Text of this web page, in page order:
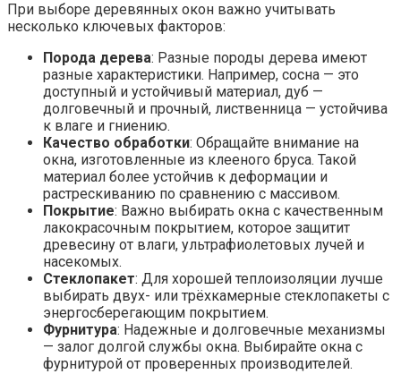
При выборе деревянных окон важно учитывать
несколько ключевых факторов:
Порода дерева: Разные породы дерева имеют
разные характеристики. Например, сосна — это
доступный и устойчивый материал, дуб —
долговечный и прочный, лиственница — устойчива
к влаге и гниению.
Качество обработки: Обращайте внимание на
окна, изготовленные из клееного бруса. Такой
материал более устойчив к деформации и
растрескиванию по сравнению с массивом.
Покрытие: Важно выбирать окна с качественным
лакокрасочным покрытием, которое защитит
древесину от влаги, ультрафиолетовых лучей и
насекомых.
Стеклопакет: Для хорошей теплоизоляции лучше
выбирать двух- или трёхкамерные стеклопакеты с
энергосберегающим покрытием.
Фурнитура: Надежные и долговечные механизмы
— залог долгой службы окна. Выбирайте окна с
фурнитурой от проверенных производителей.